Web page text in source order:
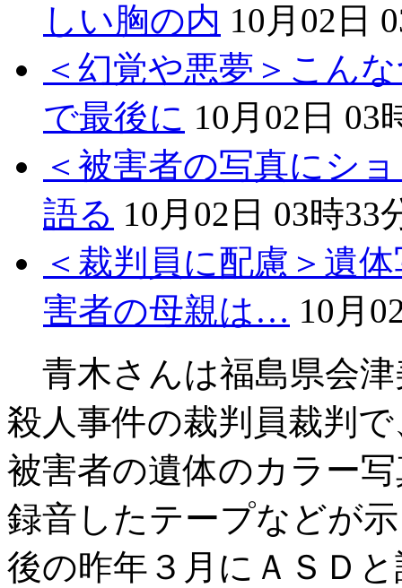
しい胸の内 10月02日
＜幻覚や悪夢＞こん
で最後に 10月02日 03
＜被害者の写真にシ
語る 10月02日 03時33
＜裁判員に配慮＞遺
害者の母親は… 10月
青木さんは福島県会津
殺人事件の裁判員裁判
被害者の遺体のカラー
録音したテープなどが
後の昨年３月にＡＳＤ